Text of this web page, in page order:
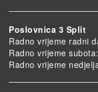
Poslovnica 3 Split
Radno vrijeme radni
Radno vrijeme
Radno vrijeme